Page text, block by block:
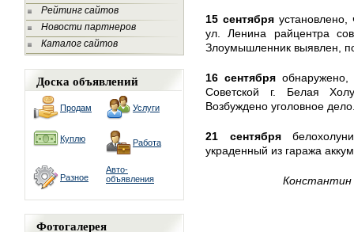
Рейтинг сайтов
Новости партнеров
Каталог сайтов
Доска объявлений
Продам Услуги
Куплю Работа
Разное
Авто-
объявления
Фотогалерея
15 сентябряустановлено,
ул. Ленина райцентра
Злоумышленник выявлен,
16 сентября
Советской г. Белая
Возбуждено уголовное
21 сентября
украденный из гаража
Константин